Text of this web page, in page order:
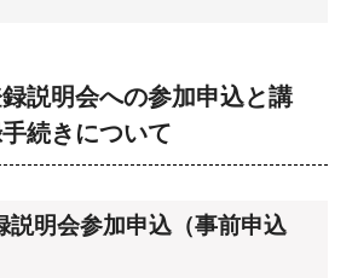
説明会への参加申込と講
続きについて
説明会参加申込（事前申込